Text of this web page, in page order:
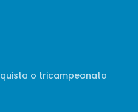
o tricampeonato